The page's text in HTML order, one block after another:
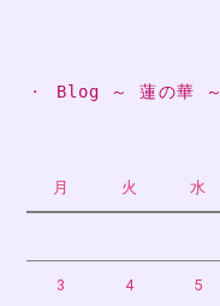
・ Blog ～ 蓮の華 ～
月 火 水
3 4 5